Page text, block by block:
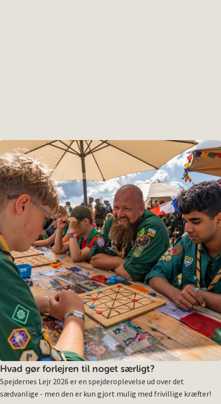
Hvad gør forlejren til noget særligt?
Spejdernes Lejr 2026 er en spejderoplevelse ud over det
sædvanlige - men den er kun gjort mulig med frivillige kræfter!